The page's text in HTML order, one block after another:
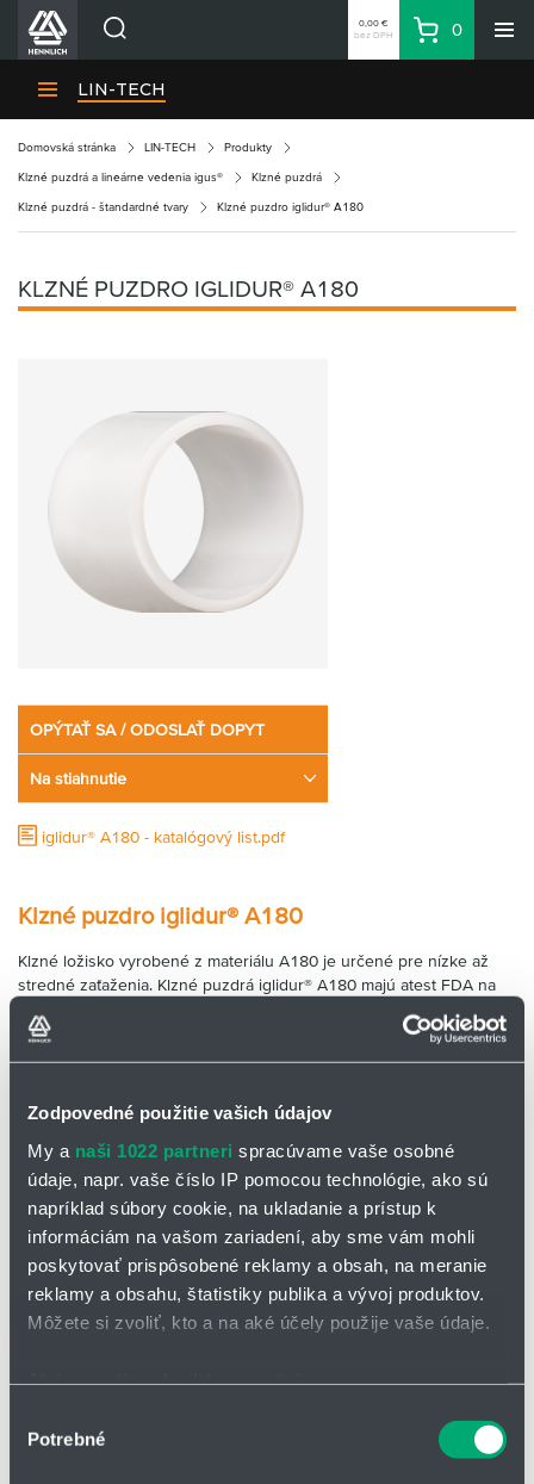
Zodpovedné použitie vašich údajov
My a naši 1022 partneri spracúvame vaše osobné
údaje, napr. vaše číslo IP pomocou technológie, ako sú
napríklad súbory cookie, na ukladanie a prístup k
informáciám na vašom zariadení, aby sme vám mohli
poskytovať prispôsobené reklamy a obsah, na meranie
reklamy a obsahu, štatistiky publika a vývoj produktov.
Môžete si zvoliť, kto a na aké účely použije vaše údaje.
polohe s presnosťou na niekoľko metrov
súhlasu
Potrebné
Divízie HENNLICH
Kariéra
Kontakty
Priemyselný park HENNLICH
0,00 €
bez DPH
Košík
0
LIN-TECH
Domovská stránka LIN-TECH Produkty
Klzné puzdrá a lineárne vedenia igus® Klzné puzdrá
Klzné puzdrá - štandardné tvary Klzné puzdro iglidur® A180
KLZNÉ PUZDRO IGLIDUR® A180
OPÝTAŤ SA / ODOSLAŤ DOPYT
Na stiahnutie
iglidur® A180 - katalógový list.pdf
Klzné puzdro iglidur® A180
Klzné ložisko vyrobené z materiálu A180 je určené pre nízke až
stredné zaťaženia. Klzné puzdrá iglidur® A180 majú atest FDA na
vhodné do vlhkého prostredia.
ak je klzné ložisko v
priamom kontakte s
potravinami
ak je požadovaný atest FDA
ak je dôležitý tichý chod
klzné puzdro vhodné pre
aplikácie vo vlhkom
ak je potrebná maximálna
odolnosť voči opotrebeniu
(pozriiglidur® J)
ak je prevádzková teplota
trvalo vyššia ako +80°C
(pozriiglidur® A350,iglidur®
A500)
ak vyžadujete univerzálne,
(pozriiglidur® G,iglidur® P)